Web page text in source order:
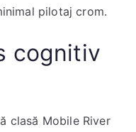
pilotaj crom.
cognitiv
clasă Mobile River